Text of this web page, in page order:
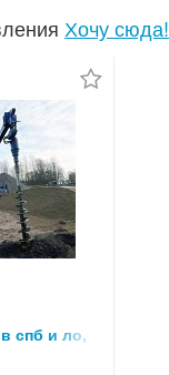
Хочу сюда!
спб и ло,